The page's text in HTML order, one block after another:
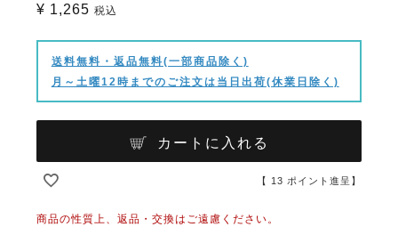
¥ 1,265 税込
送料無料・返品無料(一部商品除く)
月～土曜12時までのご注文は当日出荷(休業日除く)
カートに入れる
【 13 ポイント進呈】
商品の性質上、返品・交換はご遠慮ください。